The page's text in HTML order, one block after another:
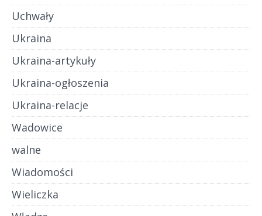
Uchwały
Ukraina
Ukraina-artykuły
Ukraina-ogłoszenia
Ukraina-relacje
Wadowice
walne
Wiadomości
Wieliczka